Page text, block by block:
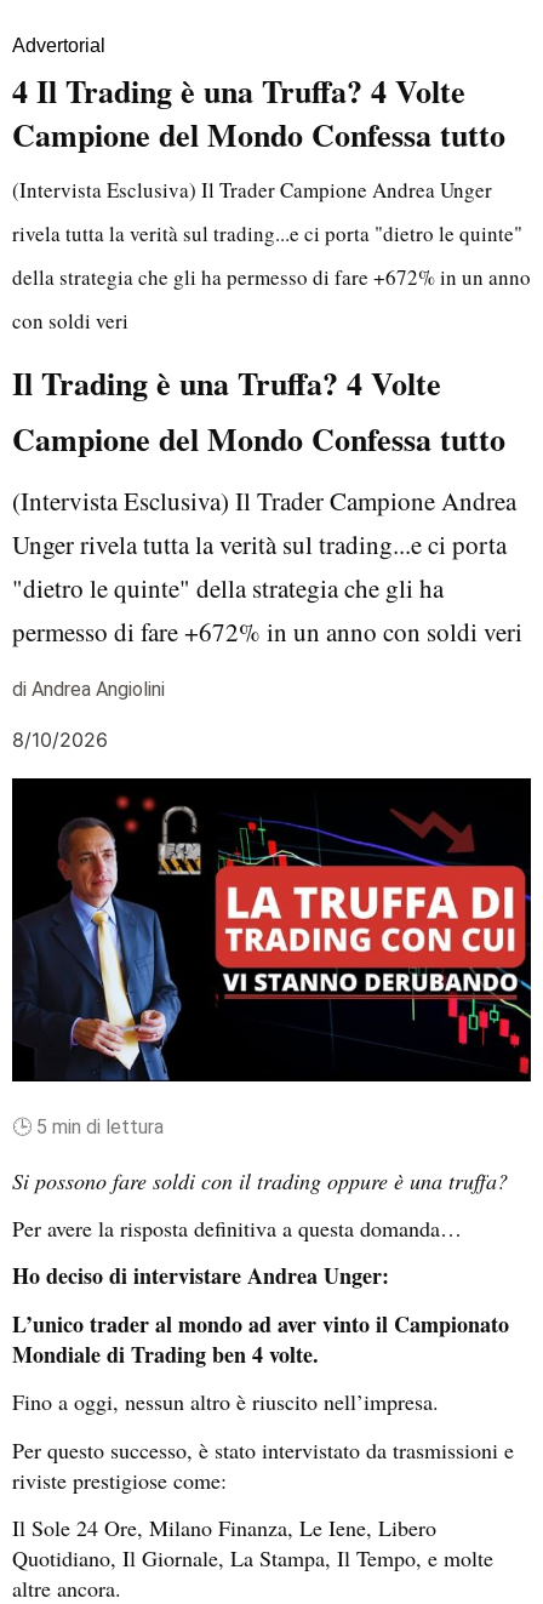
Advertorial
4 Il Trading è una Truffa? 4 Volte
Campione del Mondo Confessa tutto
(Intervista Esclusiva) Il Trader Campione Andrea Unger
rivela tutta la verità sul trading...e ci porta "dietro le quinte"
della strategia che gli ha permesso di fare +672% in un anno
con soldi veri
Il Trading è una Truffa? 4 Volte
Campione del Mondo Confessa tutto
(Intervista Esclusiva) Il Trader Campione Andrea
Unger rivela tutta la verità sul trading...e ci porta
"dietro le quinte" della strategia che gli ha
permesso di fare +672% in un anno con soldi veri
di Andrea Angiolini
8/10/2026
🕒 5 min di lettura
Si possono fare soldi con il trading oppure è una truffa?
Per avere la risposta definitiva a questa domanda…
Ho deciso di intervistare Andrea Unger:
L’unico trader al mondo ad aver vinto il Campionato
Mondiale di Trading ben 4 volte.
Fino a oggi, nessun altro è riuscito nell’impresa.
Per questo successo, è stato intervistato da trasmissioni e
riviste prestigiose come:
Il Sole 24 Ore, Milano Finanza, Le Iene, Libero
Quotidiano, Il Giornale, La Stampa, Il Tempo, e molte
altre ancora.